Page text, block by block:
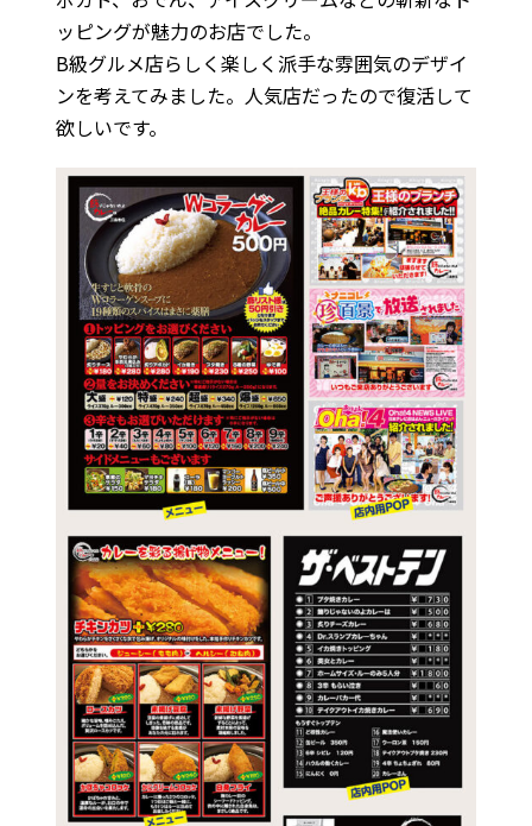
ッピングが魅力のお店でした。
B級グルメ店らしく楽しく派手な雰囲気のデザイ
ンを考えてみました。人気店だったので復活して
欲しいです。